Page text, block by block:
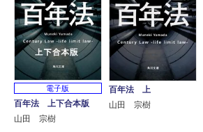
電子版
百年法 上下合本版
山田 宗樹
百年法 上
山田 宗樹